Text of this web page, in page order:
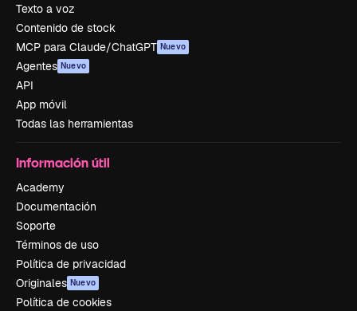
Texto a voz
Contenido de stock
MCP para Claude/ChatGPT Nuevo
Agentes Nuevo
API
App móvil
Todas las herramientas
Información útil
Academy
Documentación
Soporte
Términos de uso
Política de privacidad
Originales Nuevo
Política de cookies